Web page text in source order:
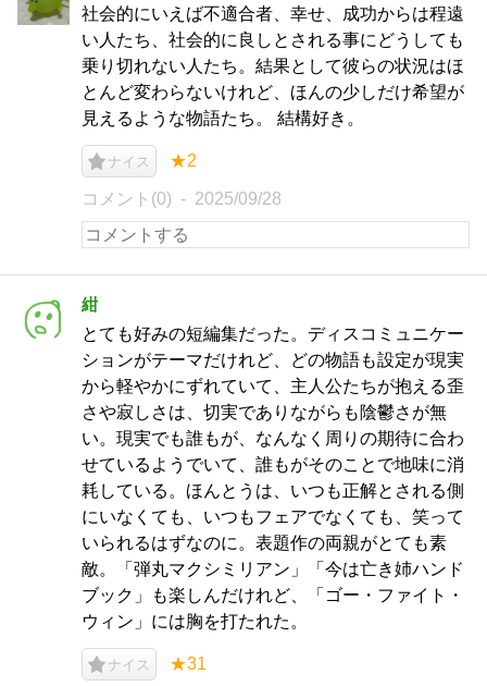
社会的にいえば不適合者、幸せ、成功からは程遠
い人たち、社会的に良しとされる事にどうしても
乗り切れない人たち。結果として彼らの状況はほ
とんど変わらないけれど、ほんの少しだけ希望が
見えるような物語たち。 結構好き。
ナイス ★2
コメント(0) 2025/09/28
紺
とても好みの短編集だった。ディスコミュニケー
ションがテーマだけれど、どの物語も設定が現実
から軽やかにずれていて、主人公たちが抱える歪
さや寂しさは、切実でありながらも陰鬱さが無
い。現実でも誰もが、なんなく周りの期待に合わ
せているようでいて、誰もがそのことで地味に消
耗している。ほんとうは、いつも正解とされる側
にいなくても、いつもフェアでなくても、笑って
いられるはずなのに。表題作の両親がとても素
敵。「弾丸マクシミリアン」「今は亡き姉ハンド
ブック」も楽しんだけれど、「ゴー・ファイト・
ウィン」には胸を打たれた。
ナイス ★31